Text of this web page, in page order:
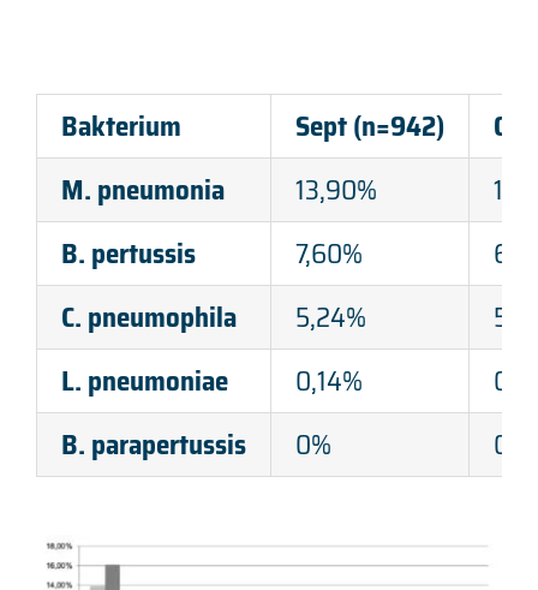
Bakterium Sept (n=942)
M. pneumonia
13,90%
B. pertussis
7,60%
C. pneumophila
5,24%
L. pneumoniae
0,14%
0%
B. parapertussis
0% 0%